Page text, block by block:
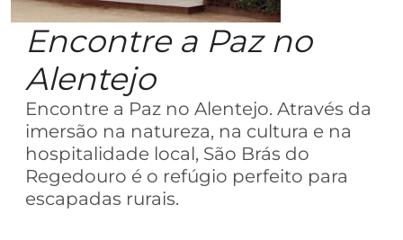
Encontre a Paz no
Alentejo
Encontre a Paz no Alentejo. Através da
imersão na natureza, na cultura e na
hospitalidade local, São Brás do
Regedouro é o refúgio perfeito para
escapadas rurais.